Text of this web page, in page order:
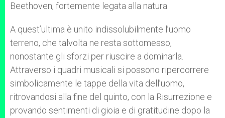
Beethoven, fortemente legata alla natura.
A quest’ultima è unito indissolubilmente l’uomo
terreno, che talvolta ne resta sottomesso,
nonostante gli sforzi per riuscire a dominarla.
Attraverso i quadri musicali si possono ripercorrere
simbolicamente le tappe della vita dell’uomo,
ritrovandosi alla fine del quinto, con la Risurrezione e
provando sentimenti di gioia e di gratitudine dopo la